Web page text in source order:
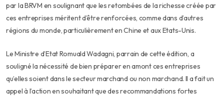
par la BRVM en soulignant que les retombées de la richesse créée par
ces entreprises méritent d’être renforcées, comme dans d’autres
régions du monde, particulièrement en Chine et aux Etats-Unis.
Le Ministre d’Etat Romuald Wadagni, parrain de cette édition, a
souligné la nécessité de bien préparer en amont ces entreprises
qu’elles soient dans le secteur marchand ou non marchand. Il a fait un
appel à l’action en souhaitant que des recommandations fortes